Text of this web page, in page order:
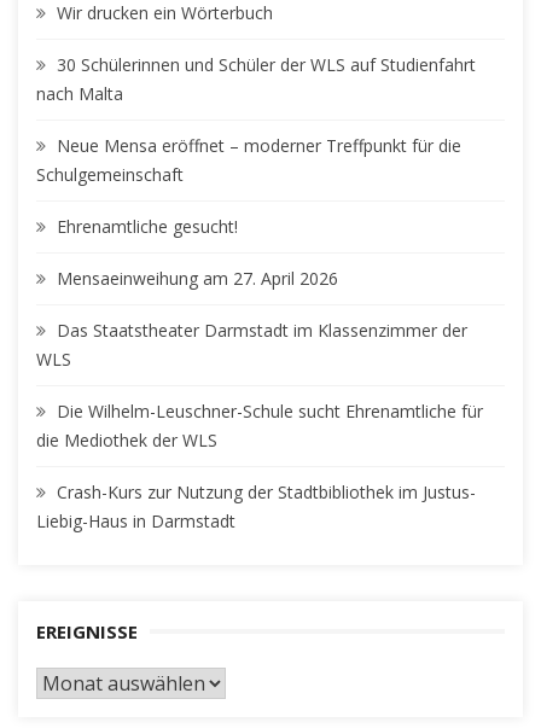
Wir drucken ein Wörterbuch
30 Schülerinnen und Schüler der WLS auf Studienfahrt
nach Malta
Neue Mensa eröffnet – moderner Treffpunkt für die
Schulgemeinschaft
Ehrenamtliche gesucht!
Mensaeinweihung am 27. April 2026
Das Staatstheater Darmstadt im Klassenzimmer der
WLS
Die Wilhelm-Leuschner-Schule sucht Ehrenamtliche für
die Mediothek der WLS
Crash-Kurs zur Nutzung der Stadtbibliothek im Justus-
Liebig-Haus in Darmstadt
EREIGNISSE
EREIGNISSE